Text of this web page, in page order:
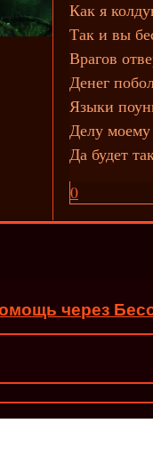
Как я
Так и вы
Врагов
Денег
Языки
Делу моему
Да будет
0
через